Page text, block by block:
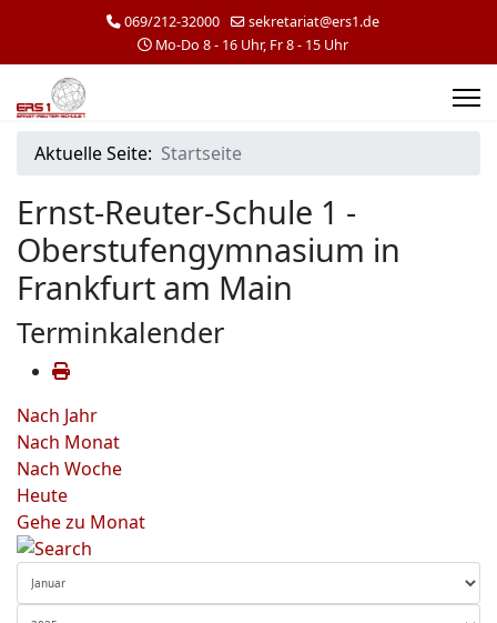
069/212-32000
sekretariat@ers1.de
Mo-Do 8 - 16 Uhr, Fr 8 - 15 Uhr
Aktuelle Seite: Startseite
Ernst-Reuter-Schule 1 -
Oberstufengymnasium in
Frankfurt am Main
Terminkalender
Nach Jahr
Nach Monat
Nach Woche
Heute
Gehe zu Monat